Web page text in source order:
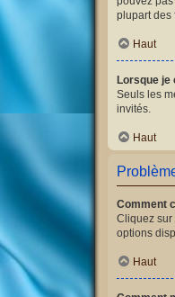
plupart des
Haut
Lorsque je
Seuls les
invités.
Haut
Comment
Cliquez sur
options
Haut